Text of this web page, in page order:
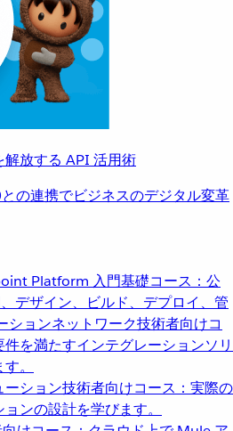
放する API 活用術
の連携でビジネスのデジタル変革
Platform 入門基礎コース：公
デザイン、ビルド、デプロイ、管
ションネットワーク技術者向けコ
を満たすインテグレーションソリ
。
ーション技術者向けコース：実際の
ンの設計を学びます。